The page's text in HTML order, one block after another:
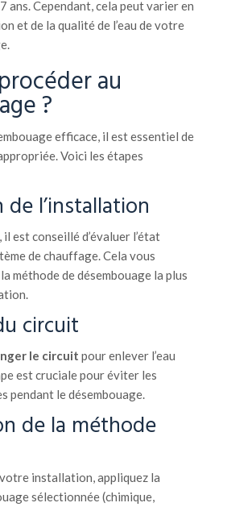
ans. Cependant, cela peut varier en
et de la qualité de l’eau de votre
au
?
efficace, il est essentiel de
Voici les étapes
de l’installation
est conseillé d’évaluer l’état
de chauffage. Cela vous
méthode de désembouage la plus
circuit
le circuit pour enlever l’eau
est cruciale pour éviter les
pendant le désembouage.
de la méthode
installation, appliquez la
sélectionnée (chimique,